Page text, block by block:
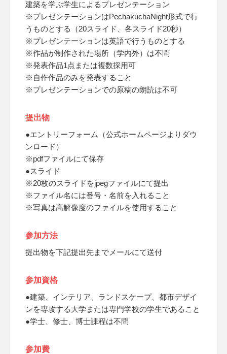
建築を学ぶ学生によるプレゼンテーション
※プレゼンテーションはPechakuchaNight形式で行
うものとする（20スライド、各スライド20秒）
※プレゼンテーションは英語で行うものとする
※作品が制作された場所（学内外）は不問
※発表作品1点または複数採用可
※自作作品のみを発表すること
※プレゼンテーションでの原稿の朗読は不可
提出物
●エントリーフォーム（公式ホームページよりダウ
ンロード）
※pdfファイルにて保存
●スライド
※20枚のスライドをjpegファイルにて提出
※ファイル名には番号・名前を入れること
※写真は高解像度のファイルを使用すること
参加方法
提出物を下記提出先までメールにて送付
参加資格
●建築、インテリア、ランドスケープ、都市デザイ
ンを専攻する大学または専門学校の学生であること
●学士、修士、博士課程は不問
参加費